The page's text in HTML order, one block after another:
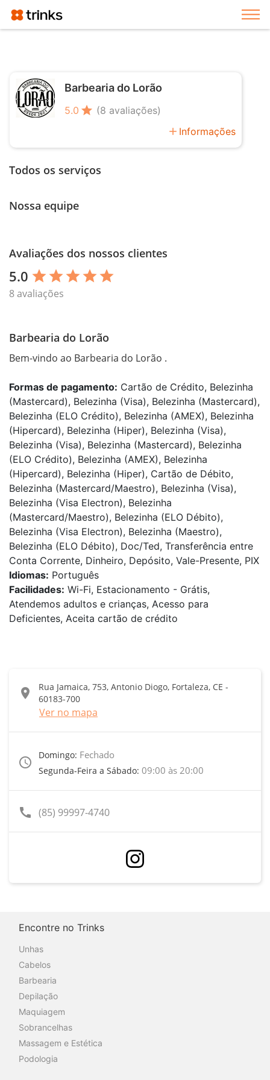
Barbearia do Lorão
5.0 star (8 avaliações)
add Informações
Todos os serviços
Nossa equipe
Avaliações dos nossos clientes
5.0 star star star star star
8 avaliações
Barbearia do Lorão
Bem-vindo ao Barbearia do Lorão .
Formas de pagamento: Cartão de Crédito, Belezinha
(Mastercard), Belezinha (Visa), Belezinha (Mastercard),
Belezinha (ELO Crédito), Belezinha (AMEX), Belezinha
(Hipercard), Belezinha (Hiper), Belezinha (Visa),
Belezinha (Visa), Belezinha (Mastercard), Belezinha
(ELO Crédito), Belezinha (AMEX), Belezinha
(Hipercard), Belezinha (Hiper), Cartão de Débito,
Belezinha (Mastercard/Maestro), Belezinha (Visa),
Belezinha (Visa Electron), Belezinha
(Mastercard/Maestro), Belezinha (ELO Débito),
Belezinha (Visa Electron), Belezinha (Maestro),
Belezinha (ELO Débito), Doc/Ted, Transferência entre
Conta Corrente, Dinheiro, Depósito, Vale-Presente, PIX
Idiomas: Português
Facilidades: Wi-Fi, Estacionamento - Grátis,
Atendemos adultos e crianças, Acesso para
Deficientes, Aceita cartão de crédito
location_on
Rua Jamaica, 753, Antonio Diogo, Fortaleza, CE -
60183-700
Ver no mapa
access_time
Domingo: Fechado
Segunda-Feira a Sábado: 09:00 às 20:00
call (85) 99997-4740
Encontre no Trinks
Unhas
Cabelos
Barbearia
Depilação
Maquiagem
Sobrancelhas
Massagem e Estética
Podologia